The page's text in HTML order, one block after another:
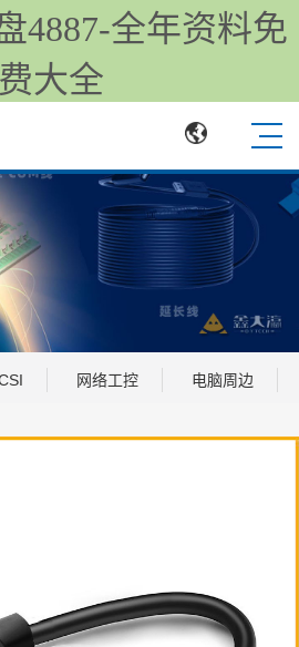
4887-全年资料免
费大全
网络工控 电脑周边